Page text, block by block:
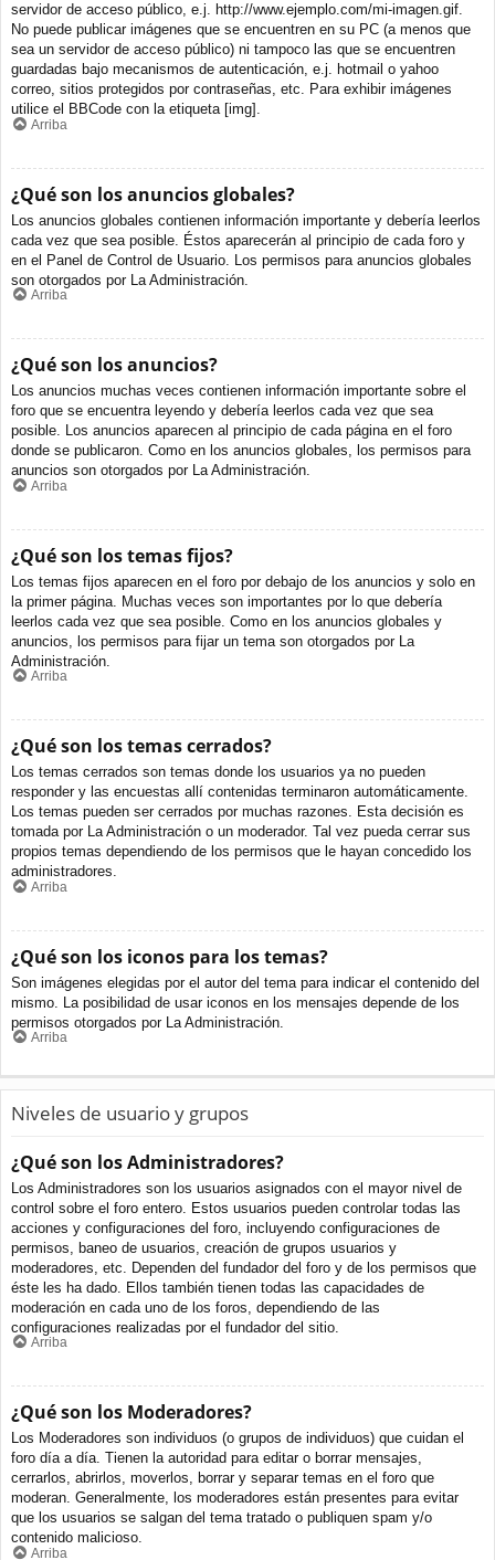
servidor de acceso público, e.j. http://www.ejemplo.com/mi-imagen.gif.
No puede publicar imágenes que se encuentren en su PC (a menos que
sea un servidor de acceso público) ni tampoco las que se encuentren
guardadas bajo mecanismos de autenticación, e.j. hotmail o yahoo
correo, sitios protegidos por contraseñas, etc. Para exhibir imágenes
utilice el BBCode con la etiqueta [img].
Arriba
¿Qué son los anuncios globales?
Los anuncios globales contienen información importante y debería leerlos
cada vez que sea posible. Éstos aparecerán al principio de cada foro y
en el Panel de Control de Usuario. Los permisos para anuncios globales
son otorgados por La Administración.
Arriba
¿Qué son los anuncios?
Los anuncios muchas veces contienen información importante sobre el
foro que se encuentra leyendo y debería leerlos cada vez que sea
posible. Los anuncios aparecen al principio de cada página en el foro
donde se publicaron. Como en los anuncios globales, los permisos para
anuncios son otorgados por La Administración.
Arriba
¿Qué son los temas fijos?
Los temas fijos aparecen en el foro por debajo de los anuncios y solo en
la primer página. Muchas veces son importantes por lo que debería
leerlos cada vez que sea posible. Como en los anuncios globales y
anuncios, los permisos para fijar un tema son otorgados por La
Administración.
Arriba
¿Qué son los temas cerrados?
Los temas cerrados son temas donde los usuarios ya no pueden
responder y las encuestas allí contenidas terminaron automáticamente.
Los temas pueden ser cerrados por muchas razones. Esta decisión es
tomada por La Administración o un moderador. Tal vez pueda cerrar sus
propios temas dependiendo de los permisos que le hayan concedido los
administradores.
Arriba
¿Qué son los iconos para los temas?
Son imágenes elegidas por el autor del tema para indicar el contenido del
mismo. La posibilidad de usar iconos en los mensajes depende de los
permisos otorgados por La Administración.
Arriba
Niveles de usuario y grupos
¿Qué son los Administradores?
Los Administradores son los usuarios asignados con el mayor nivel de
control sobre el foro entero. Estos usuarios pueden controlar todas las
acciones y configuraciones del foro, incluyendo configuraciones de
permisos, baneo de usuarios, creación de grupos usuarios y
moderadores, etc. Dependen del fundador del foro y de los permisos que
éste les ha dado. Ellos también tienen todas las capacidades de
moderación en cada uno de los foros, dependiendo de las
configuraciones realizadas por el fundador del sitio.
Arriba
¿Qué son los Moderadores?
Los Moderadores son individuos (o grupos de individuos) que cuidan el
foro día a día. Tienen la autoridad para editar o borrar mensajes,
cerrarlos, abrirlos, moverlos, borrar y separar temas en el foro que
moderan. Generalmente, los moderadores están presentes para evitar
que los usuarios se salgan del tema tratado o publiquen spam y/o
contenido malicioso.
Arriba